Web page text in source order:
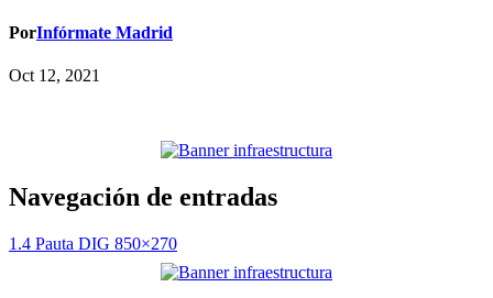
PorInfórmate Madrid
Oct 12, 2021
Navegación de entradas
1.4 Pauta DIG 850×270